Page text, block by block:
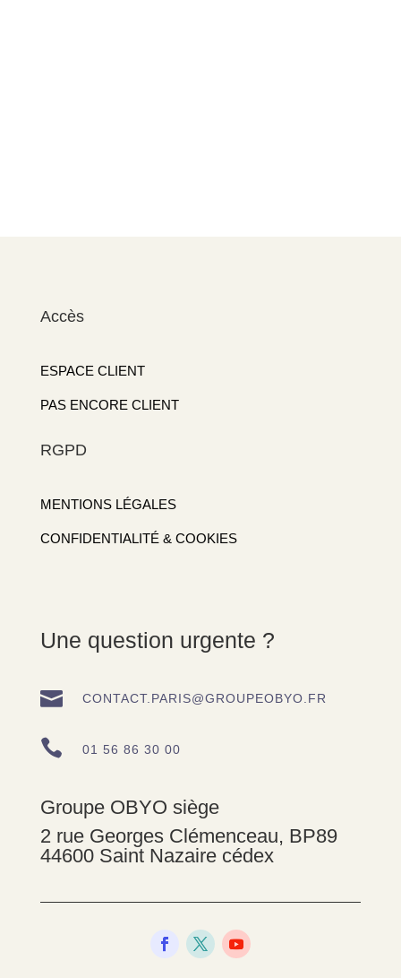
Accès
ESPACE CLIENT
PAS ENCORE CLIENT
RGPD
MENTIONS LÉGALES
CONFIDENTIALITÉ & COOKIES
Une question urgente ?
 CONTACT.PARIS@GROUPEOBYO.FR
 01 56 86 30 00
Groupe OBYO siège
2 rue Georges Clémenceau, BP89
44600 Saint Nazaire cédex